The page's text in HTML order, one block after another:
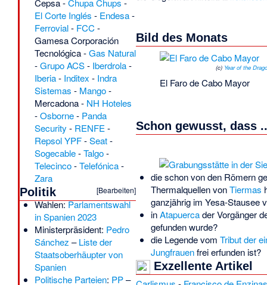
Cepsa-Chupa Chups -
El Corte Inglés - Endesa-
Ferrovial- FCC-
Gamesa Corporación
Tecnológica-Gas Natural
-Grupo ACS- Iberdrola-
Iberia- Inditex - Indra
Sistemas - Mango-
Mercadona- NH Hoteles
-Osborne- Panda
Security - RENFE -
Repsol YPF-Seat-
Sogecable-Talgo-
Telecinco-Telefónica-
Zara
Politik [Bearbeiten]
Wahlen:Parlamentswahl
in Spanien 2023
Ministerpräsident: Pedro
Sánchez –Liste der
Staatsoberhäupter von
Spanien
Politische Parteien: PP–
Bild des Monats
(c) Year of the
El Faro de Cabo Mayor
Schon gewusst, dass
die schon von den Römern
Thermalquellen vonTiermas
ganzjährig im Yesa-Stausee
inAtapuercader Vorgänger
gefunden wurde?
die Legende vom Tribut der
Jungfrauenfrei erfunden ist?
Exzellente Artikel